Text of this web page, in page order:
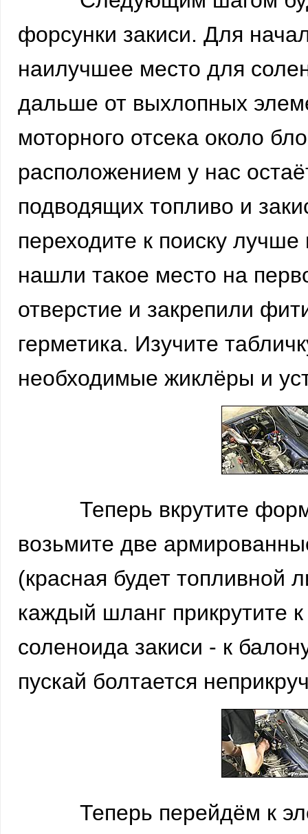
форсунки закиси. Для
наилучшее место для
дальше от выхлопных
моторного отсека около
расположением у нас
подводящих топливо и
переходите к поиску
нашли такое место на
отверстие и закрепили
герметика. Изучите
необходимые жиклёры и
Теперь вкрутите
возьмите две
(красная будет топливной
каждый шланг прикрутите
соленоида закиси - к
пускай болтается
Теперь перейдём к